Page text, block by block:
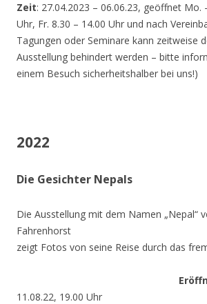
Zeit: 27.04.2023 – 06.06.23, geöffnet Mo.
Uhr, Fr. 8.30 – 14.00 Uhr und nach
Tagungen oder Seminare kann zeitweise
Ausstellung behindert werden – bitte
einem Besuch sicherheitshalber bei uns!)
2022
Die Gesichter Nepals
Die Ausstellung mit dem Namen „Nepal“
Fahrenhorst
zeigt Fotos von seine Reise durch das
11.08.22, 19.00 Uhr